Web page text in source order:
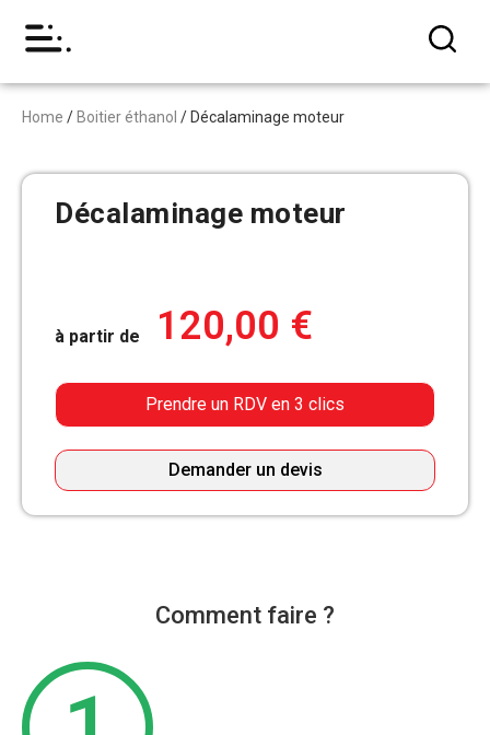
Home / Boitier éthanol / Décalaminage moteur
Décalaminage moteur
à partir de 120,00 €
Prendre un RDV en 3 clics
Demander un devis
Comment faire ?